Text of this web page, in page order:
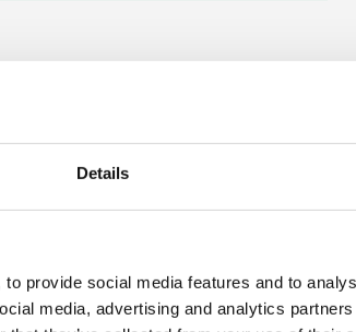
Details
provide social media features and to
media, advertising and analytics
unique et expérimenté